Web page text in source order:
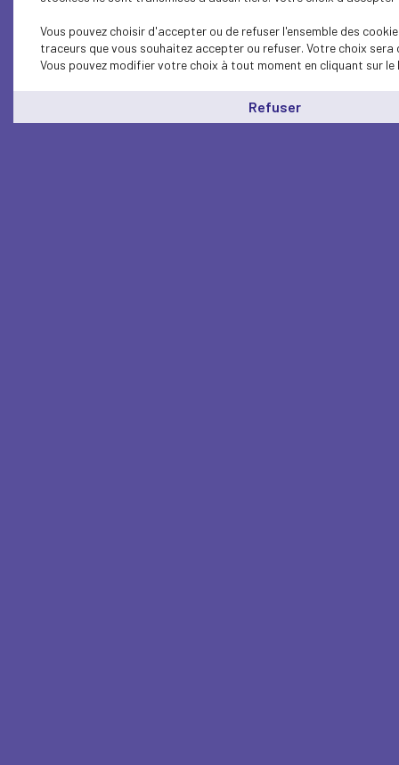
Vous pouvez choisir d'accepter ou de refuser l'ensemble des
traceurs que vous souhaitez accepter ou refuser. Votre choix
Vous pouvez modifier votre choix à tout moment en cliquant sur le
Refuser